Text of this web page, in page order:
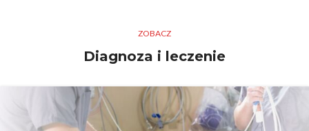
ZOBACZ
Diagnoza i leczenie